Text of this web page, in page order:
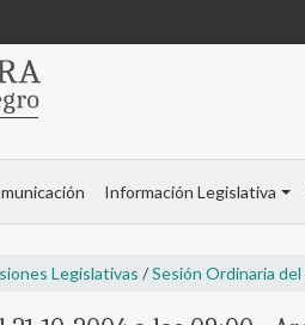
Información Legislativa
Legislativas /Sesión Ordinaria